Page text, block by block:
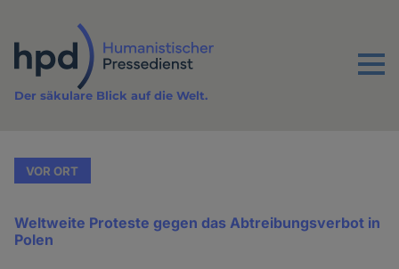
Inhalt
Menu
Der säkulare Blick auf die Welt.
VOR ORT
Weltweite Proteste gegen das Abtreibungsverbot in
Polen